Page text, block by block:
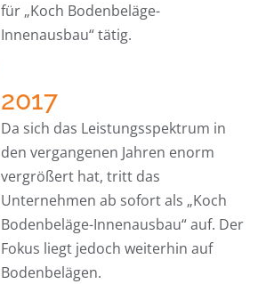
für „Koch Bodenbeläge-
Innenausbau“ tätig.
2017
Da sich das Leistungsspektrum in
den vergangenen Jahren enorm
vergrößert hat, tritt das
Unternehmen ab sofort als „Koch
Bodenbeläge-Innenausbau“ auf. Der
Fokus liegt jedoch weiterhin auf
Bodenbelägen.